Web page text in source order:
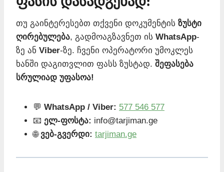
თუ გაინტერესებთ თქვენი დოკუმენტის ზუსტი
ღირებულება, გადმოაგზავნეთ ის WhatsApp-
ზე ან Viber-ზე. ჩვენი ოპერატორი უმოკლეს
ხანში დაგითვლით ფასს ზუსტად. შეფასება
სრულიად უფასოა!
💬 WhatsApp / Viber: 577 546 577
📧 ელ-ფოსტა: info@tarjiman.ge
🌐 ვებ-გვერდი: tarjiman.ge